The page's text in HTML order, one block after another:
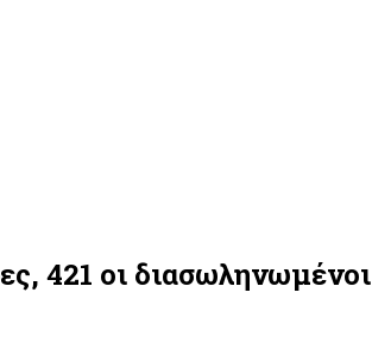
421 οι διασωληνωμένοι